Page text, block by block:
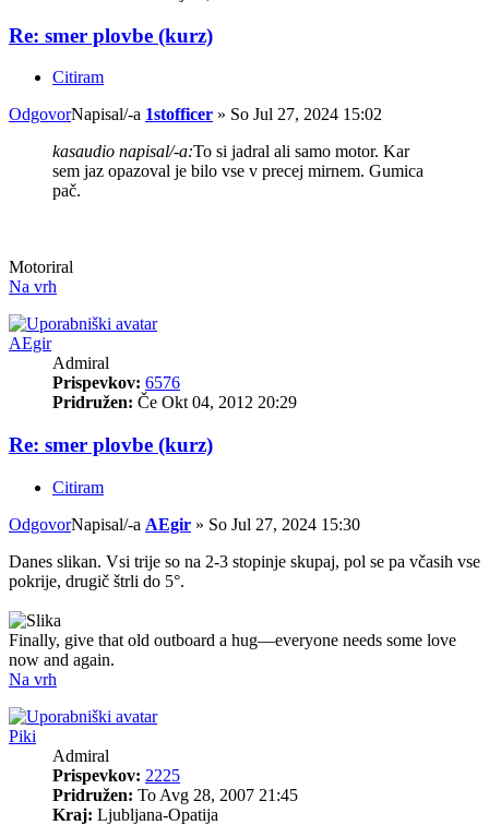
Re: smer plovbe (kurz)
Citiram
OdgovorNapisal/-a 1stofficer » So Jul 27, 2024 15:02
kasaudio napisal/-a:To si jadral ali samo motor. Kar
sem jaz opazoval je bilo vse v precej mirnem. Gumica
pač.
Motoriral
Na vrh
AEgir
Admiral
Prispevkov: 6576
Pridružen: Če Okt 04, 2012 20:29
Re: smer plovbe (kurz)
Citiram
OdgovorNapisal/-a AEgir » So Jul 27, 2024 15:30
Danes slikan. Vsi trije so na 2-3 stopinje skupaj, pol se pa včasih vse
pokrije, drugič štrli do 5°.
Finally, give that old outboard a hug—everyone needs some love
now and again.
Na vrh
Piki
Admiral
Prispevkov: 2225
Pridružen: To Avg 28, 2007 21:45
Kraj: Ljubljana-Opatija